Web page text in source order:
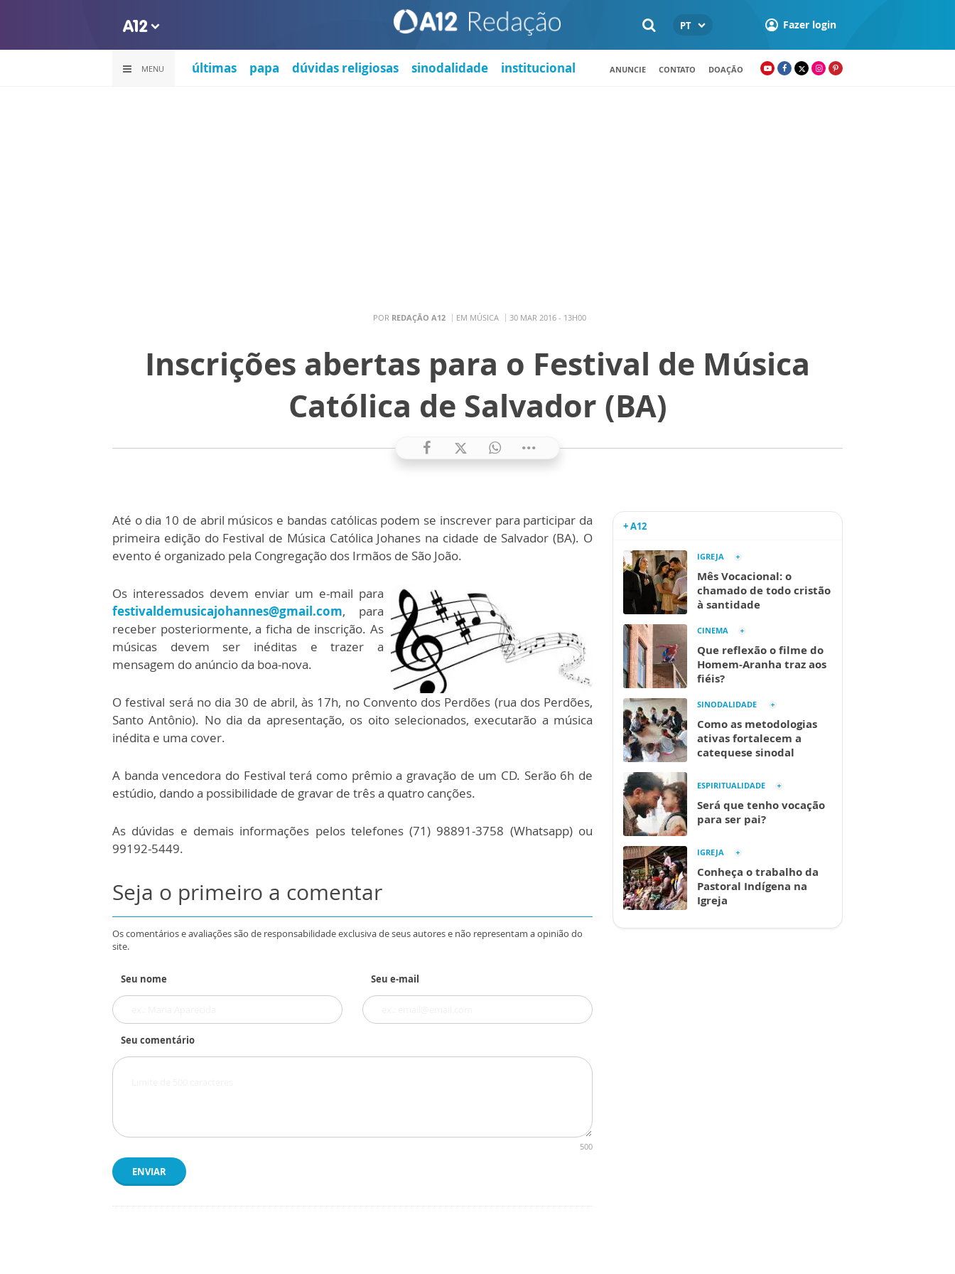
PT Fazer login
MENU últimas papa dúvidas religiosas sinodalidade institucional ANUNCIE CONTATO DOAÇÃO
POR REDAÇÃO A12 EM MÚSICA 30 MAR 2016 - 13H00
Inscrições abertas para o Festival de Música
Católica de Salvador (BA)
Até o dia 10 de abril músicos e bandas católicas podem se inscrever para participar da
primeira edição do Festival de Música Católica Johanes na cidade de Salvador (BA). O
evento é organizado pela Congregação dos Irmãos de São João.
Os interessados devem enviar um e-mail para
festivaldemusicajohannes@gmail.com, para
receber posteriormente, a ficha de inscrição. As
músicas devem ser inéditas e trazer a
mensagem do anúncio da boa-nova.
O festival será no dia 30 de abril, às 17h, no Convento dos Perdões (rua dos Perdões,
Santo Antônio). No dia da apresentação, os oito selecionados, executarão a música
inédita e uma cover.
A banda vencedora do Festival terá como prêmio a gravação de um CD. Serão 6h de
estúdio, dando a possibilidade de gravar de três a quatro canções.
As dúvidas e demais informações pelos telefones (71) 98891-3758 (Whatsapp) ou
99192-5449.
Seja o primeiro a comentar
Os comentários e avaliações são de responsabilidade exclusiva de seus autores e não representam a opinião do
site.
Seu nome Seu e-mail
Seu comentário
500
ENVIAR
+ A12
IGREJA
Mês Vocacional: o
chamado de todo cristão
à santidade
CINEMA
Que reflexão o filme do
Homem-Aranha traz aos
fiéis?
SINODALIDADE
Como as metodologias
ativas fortalecem a
catequese sinodal
ESPIRITUALIDADE
Será que tenho vocação
para ser pai?
IGREJA
Conheça o trabalho da
Pastoral Indígena na
Igreja